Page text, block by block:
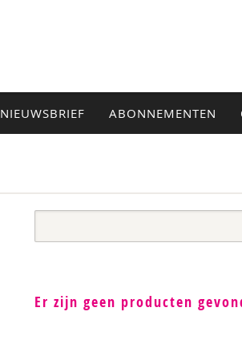
NIEUWSBRIEF ABONNEMENTEN
Er zijn geen producten